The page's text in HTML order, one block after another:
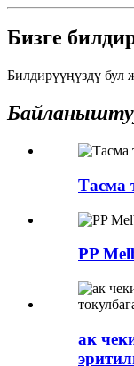
Бизге
Билдирүүңүздү бул
Тасма
PP
ак